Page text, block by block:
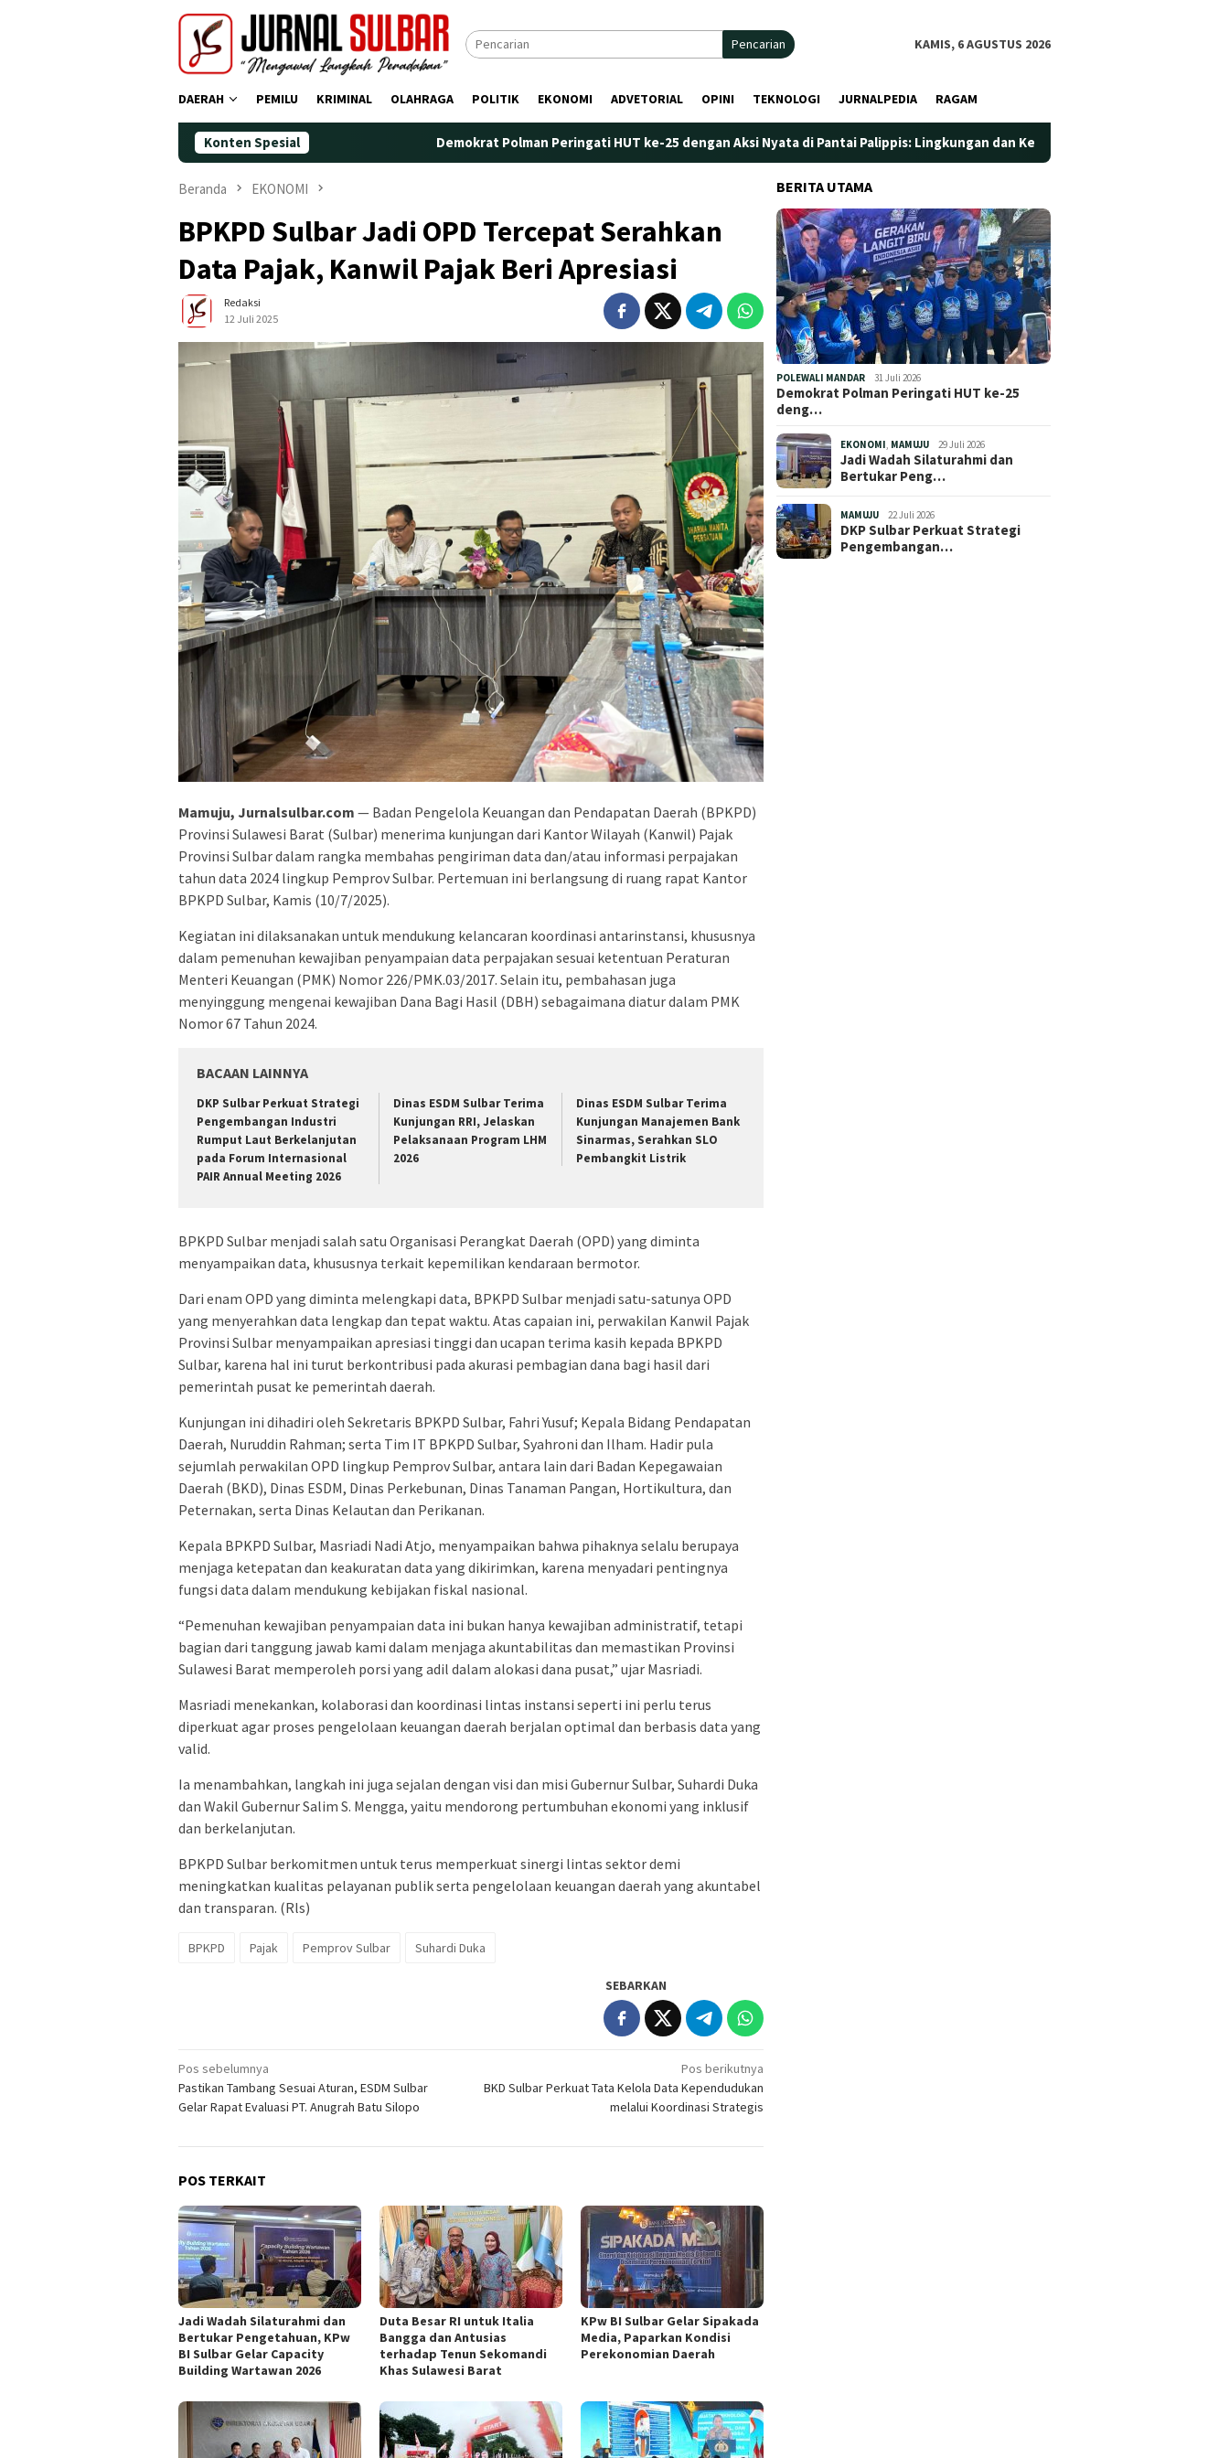
Pencarian KAMIS, 6 AGUSTUS 2026
DAERAH PEMILU KRIMINAL OLAHRAGA POLITIK EKONOMI ADVETORIAL OPINI TEKNOLOGI JURNALPEDIA RAGAM
Konten Spesial Demokrat Polman Peringati HUT ke-25 dengan Aksi Nyata di Pantai Palippis: Lingkungan dan Kesehatan Jadi Prioritas
Beranda EKONOMI
BPKPD Sulbar Jadi OPD Tercepat Serahkan
Data Pajak, Kanwil Pajak Beri Apresiasi
Redaksi
12 Juli 2025
Mamuju, Jurnalsulbar.com — Badan Pengelola Keuangan dan Pendapatan Daerah (BPKPD)
Provinsi Sulawesi Barat (Sulbar) menerima kunjungan dari Kantor Wilayah (Kanwil) Pajak
Provinsi Sulbar dalam rangka membahas pengiriman data dan/atau informasi perpajakan
tahun data 2024 lingkup Pemprov Sulbar. Pertemuan ini berlangsung di ruang rapat Kantor
BPKPD Sulbar, Kamis (10/7/2025).
Kegiatan ini dilaksanakan untuk mendukung kelancaran koordinasi antarinstansi, khususnya
dalam pemenuhan kewajiban penyampaian data perpajakan sesuai ketentuan Peraturan
Menteri Keuangan (PMK) Nomor 226/PMK.03/2017. Selain itu, pembahasan juga
menyinggung mengenai kewajiban Dana Bagi Hasil (DBH) sebagaimana diatur dalam PMK
Nomor 67 Tahun 2024.
BACAAN LAINNYA
DKP Sulbar Perkuat Strategi
Pengembangan Industri
Rumput Laut Berkelanjutan
pada Forum Internasional
PAIR Annual Meeting 2026
Dinas ESDM Sulbar Terima
Kunjungan RRI, Jelaskan
Pelaksanaan Program LHM
2026
Dinas ESDM Sulbar Terima
Kunjungan Manajemen Bank
Sinarmas, Serahkan SLO
Pembangkit Listrik
BPKPD Sulbar menjadi salah satu Organisasi Perangkat Daerah (OPD) yang diminta
menyampaikan data, khususnya terkait kepemilikan kendaraan bermotor.
Dari enam OPD yang diminta melengkapi data, BPKPD Sulbar menjadi satu-satunya OPD
yang menyerahkan data lengkap dan tepat waktu. Atas capaian ini, perwakilan Kanwil Pajak
Provinsi Sulbar menyampaikan apresiasi tinggi dan ucapan terima kasih kepada BPKPD
Sulbar, karena hal ini turut berkontribusi pada akurasi pembagian dana bagi hasil dari
pemerintah pusat ke pemerintah daerah.
Kunjungan ini dihadiri oleh Sekretaris BPKPD Sulbar, Fahri Yusuf; Kepala Bidang Pendapatan
Daerah, Nuruddin Rahman; serta Tim IT BPKPD Sulbar, Syahroni dan Ilham. Hadir pula
sejumlah perwakilan OPD lingkup Pemprov Sulbar, antara lain dari Badan Kepegawaian
Daerah (BKD), Dinas ESDM, Dinas Perkebunan, Dinas Tanaman Pangan, Hortikultura, dan
Peternakan, serta Dinas Kelautan dan Perikanan.
Kepala BPKPD Sulbar, Masriadi Nadi Atjo, menyampaikan bahwa pihaknya selalu berupaya
menjaga ketepatan dan keakuratan data yang dikirimkan, karena menyadari pentingnya
fungsi data dalam mendukung kebijakan fiskal nasional.
“Pemenuhan kewajiban penyampaian data ini bukan hanya kewajiban administratif, tetapi
bagian dari tanggung jawab kami dalam menjaga akuntabilitas dan memastikan Provinsi
Sulawesi Barat memperoleh porsi yang adil dalam alokasi dana pusat,” ujar Masriadi.
Masriadi menekankan, kolaborasi dan koordinasi lintas instansi seperti ini perlu terus
diperkuat agar proses pengelolaan keuangan daerah berjalan optimal dan berbasis data yang
valid.
Ia menambahkan, langkah ini juga sejalan dengan visi dan misi Gubernur Sulbar, Suhardi Duka
dan Wakil Gubernur Salim S. Mengga, yaitu mendorong pertumbuhan ekonomi yang inklusif
dan berkelanjutan.
BPKPD Sulbar berkomitmen untuk terus memperkuat sinergi lintas sektor demi
meningkatkan kualitas pelayanan publik serta pengelolaan keuangan daerah yang akuntabel
dan transparan. (Rls)
BPKPD Pajak Pemprov Sulbar Suhardi Duka
SEBARKAN
Navigasi
pos
Pos sebelumnya
Pastikan Tambang Sesuai Aturan, ESDM Sulbar
Gelar Rapat Evaluasi PT. Anugrah Batu Silopo
Pos berikutnya
BKD Sulbar Perkuat Tata Kelola Data Kependudukan
melalui Koordinasi Strategis
POS TERKAIT
Jadi Wadah Silaturahmi dan
Bertukar Pengetahuan, KPw
BI Sulbar Gelar Capacity
Building Wartawan 2026
Duta Besar RI untuk Italia
Bangga dan Antusias
terhadap Tenun Sekomandi
Khas Sulawesi Barat
KPw BI Sulbar Gelar Sipakada
Media, Paparkan Kondisi
Perekonomian Daerah
BERITA UTAMA
POLEWALI MANDAR 31 Juli 2026
Demokrat Polman Peringati HUT ke-25
deng…
EKONOMI MAMUJU 29 Juli 2026
Jadi Wadah Silaturahmi dan
Bertukar Peng…
MAMUJU 22 Juli 2026
DKP Sulbar Perkuat Strategi
Pengembangan…